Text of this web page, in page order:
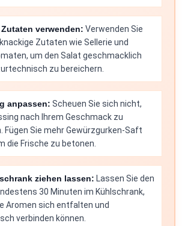
verwenden: Verwenden Sie
Zutaten wie Sellerie und
um den Salat geschmacklich
zu bereichern.
anpassen: Scheuen Sie sich nicht,
nach Ihrem Geschmack zu
Fügen Sie mehr Gewürzgurken-Saft
die Frische zu betonen.
ziehen lassen: Lassen Sie den
30 Minuten im Kühlschrank,
Aromen sich entfalten und
verbinden können.